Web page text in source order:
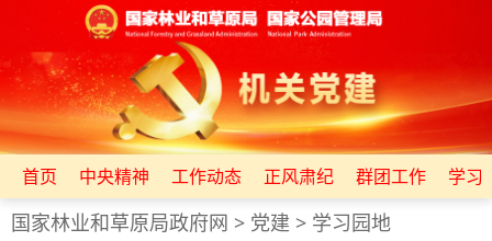
首页 中央精神 工作动态 正风肃纪 群团工作 学习
国家林业和草原局政府网 > 党建 > 学习园地